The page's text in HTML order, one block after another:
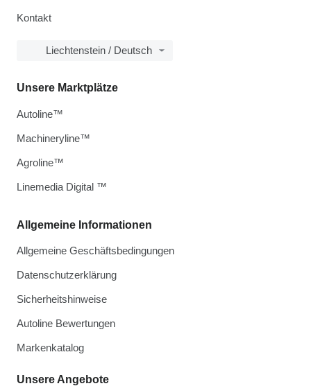
Kontakt
Liechtenstein / Deutsch
Allgemeine Informationen
Allgemeine Geschäftsbedingungen
Datenschutzerklärung
Sicherheitshinweise
Autoline Bewertungen
Markenkatalog
Unsere Angebote
Unsere Marktplätze
Autoline™
Machineryline™
Agroline™
Linemedia Digital ™